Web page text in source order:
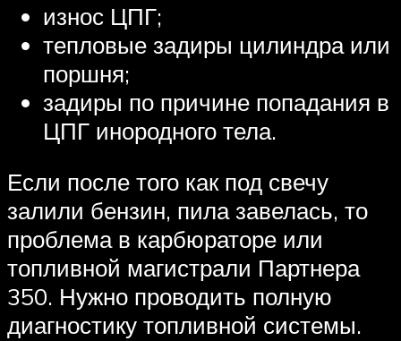
износ ЦПГ;
тепловые задиры цилиндра или
поршня;
задиры по причине попадания в
ЦПГ инородного тела.
Если после того как под свечу
залили бензин, пила завелась, то
проблема в карбюраторе или
топливной магистрали Партнера
350. Нужно проводить полную
диагностику топливной системы.